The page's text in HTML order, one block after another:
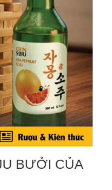
BƯỞI CỦA